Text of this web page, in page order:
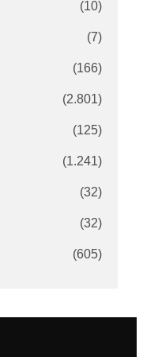
(10)
(7)
(166)
(2.801)
(125)
(1.241)
(32)
(32)
(605)